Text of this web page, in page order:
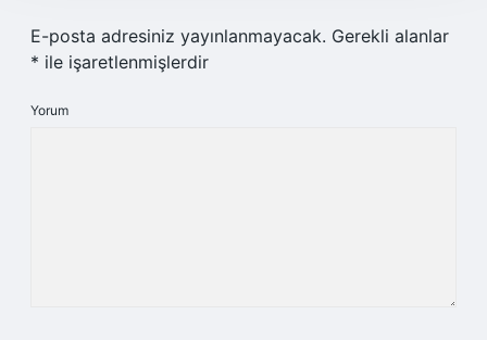
E-posta adresiniz yayınlanmayacak. Gerekli alanlar
* ile işaretlenmişlerdir
Yorum